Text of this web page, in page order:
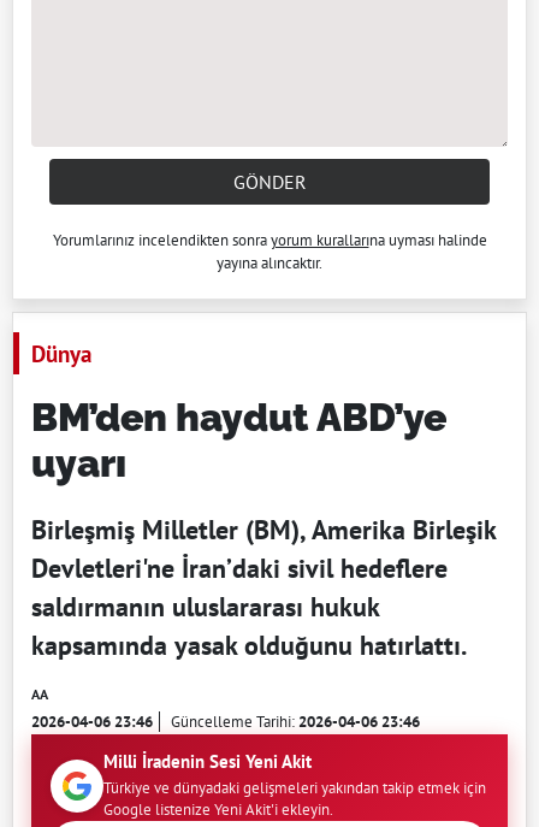
GÖNDER
Yorumlarınız incelendikten sonrayorum kurallarına uyması halinde
yayına alıncaktır.
Dünya
BM’den haydut ABD’ye
uyarı
Birleşmiş Milletler (BM), Amerika Birleşik
Devletleri'ne İran’daki sivil hedeflere
saldırmanın uluslararası hukuk
kapsamında yasak olduğunu hatırlattı.
AA
2026-04-06 23:46 Güncelleme Tarihi:2026-04-06 23:46
Milli İradenin Sesi Yeni Akit
Türkiye ve dünyadaki gelişmeleri yakından takip etmek için
Google listenize Yeni Akit'i ekleyin.